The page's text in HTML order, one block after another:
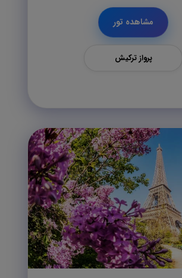
مشاهده تور
پرواز ترکیش